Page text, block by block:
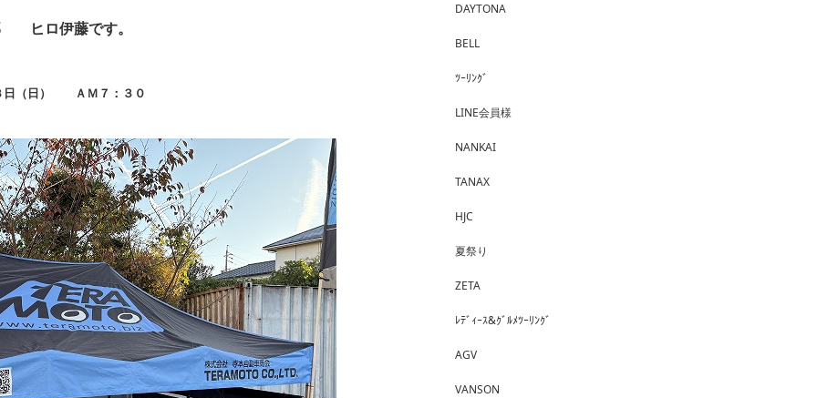
ヒロ伊藤です。
日（日） ＡＭ７：３０
DAYTONA
BELL
ﾂｰﾘﾝｸﾞ
LINE会員様
NANKAI
TANAX
HJC
夏祭り
ZETA
ﾚﾃﾞｨｰｽ&ｸﾞﾙﾒﾂｰﾘﾝｸﾞ
AGV
VANSON